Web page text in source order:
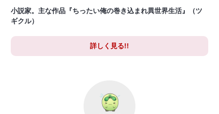
小説家。主な作品『ちったい俺の巻き込まれ異世界生活』（ツ
ギクル）
詳しく見る!!